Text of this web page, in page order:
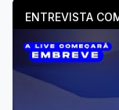
ENTREVISTA